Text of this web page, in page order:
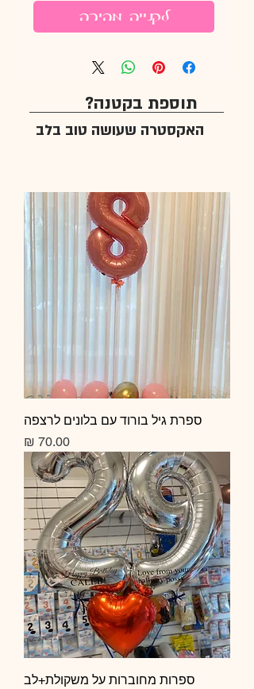
לקנייה מהירה
תוספת בקטנה?
האקסטרה שעושה טוב בלב
ספרת גיל בורוד עם בלונים לרצפה
מחיר
ספרות מחוברות על משקולת+לב